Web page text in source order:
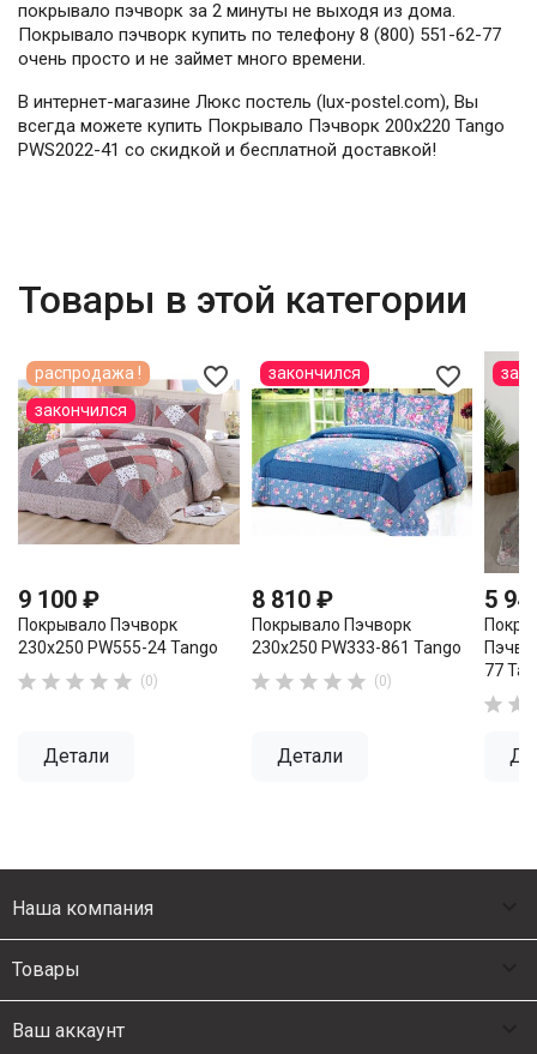
покрывало пэчворк за 2 минуты не выходя из дома.
Покрывало пэчворк купить по телефону 8 (800) 551-62-77
очень просто и не займет много времени.
В интернет-магазине Люкс постель (lux-postel.com), Вы
всегда можете купить Покрывало Пэчворк 200х220 Tango
PWS2022-41 со скидкой и бесплатной доставкой!
Товары в этой категории
favorite_border
9 100 ₽
Покрывало Пэчворк
230х250 PW555-24 Tango
     (0)
Детали
распродажа !
закончился
favorite_border
8 810 ₽
Покрывало Пэчворк
230х250 PW333-861 Tango
     (0)
Детали
закончился
5
77
 
Наша компания
Товары
Ваш аккаунт